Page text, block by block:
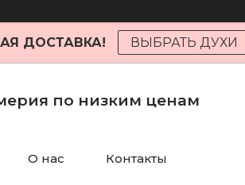
ДОСТАВКА! ВЫБРАТЬ ДУХИ
по низким ценам
О нас Контакты